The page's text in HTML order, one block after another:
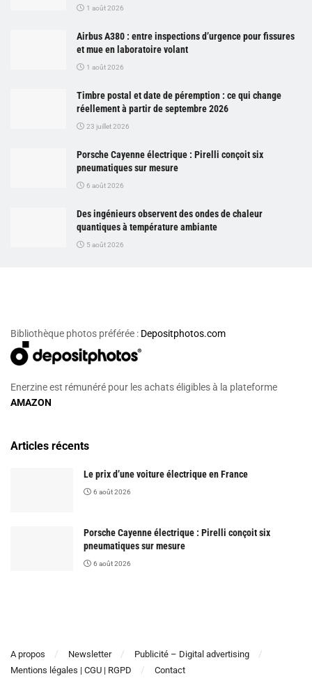
1 août 2026
Airbus A380 : entre inspections d’urgence pour fissures
et mue en laboratoire volant
1 août 2026
Timbre postal et date de péremption : ce qui change
réellement à partir de septembre 2026
23 juillet 2026
Porsche Cayenne électrique : Pirelli conçoit six
pneumatiques sur mesure
6 août 2026
Des ingénieurs observent des ondes de chaleur
quantiques à température ambiante
5 août 2026
Bibliothèque photos préférée : Depositphotos.com
Enerzine est rémunéré pour les achats éligibles à la plateforme
AMAZON
Articles récents
Le prix d’une voiture électrique en France
6 août 2026
Porsche Cayenne électrique : Pirelli conçoit six
pneumatiques sur mesure
6 août 2026
A propos Newsletter
Publicité – Digital advertising
Mentions légales | CGU | RGPD
Contact